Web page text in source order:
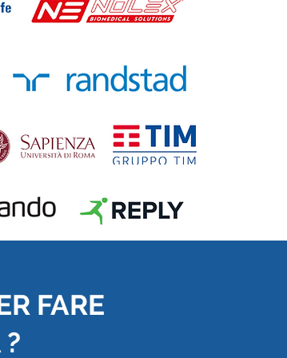
FARE